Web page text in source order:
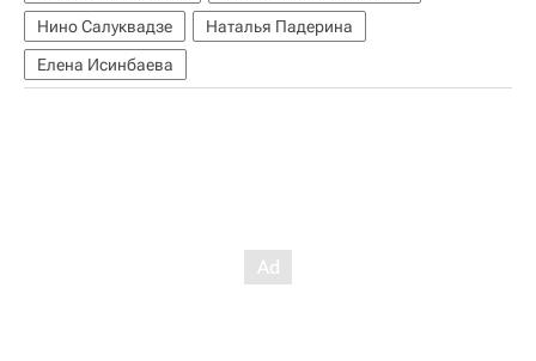
Нино Салуквадзе
Наталья Падерина
Елена Исинбаева